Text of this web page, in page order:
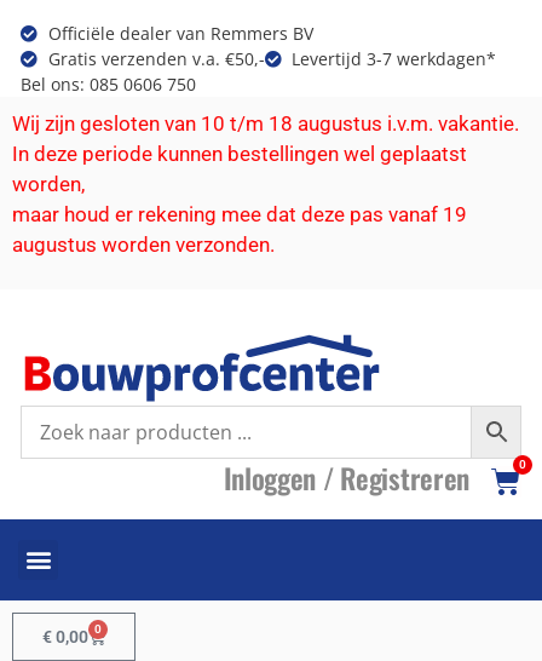
Officiële dealer van Remmers BV
Gratis verzenden v.a. €50,-
Levertijd 3-7 werkdagen*
Bel ons: 085 0606 750
Wij zijn gesloten van 10 t/m 18 augustus i.v.m. vakantie.
In deze periode kunnen bestellingen wel geplaatst
worden,
maar houd er rekening mee dat deze pas vanaf 19
augustus worden verzonden.
Inloggen /Registreren 0
€0,00 0